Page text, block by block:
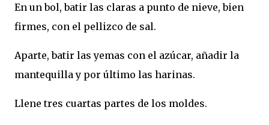
En un bol, batir las claras a punto de nieve, bien
firmes, con el pellizco de sal.
Aparte, batir las yemas con el azúcar, añadir la
mantequilla y por último las harinas.
Llene tres cuartas partes de los moldes.